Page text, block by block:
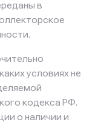
в
условиях не
кодекса РФ.
о наличии и